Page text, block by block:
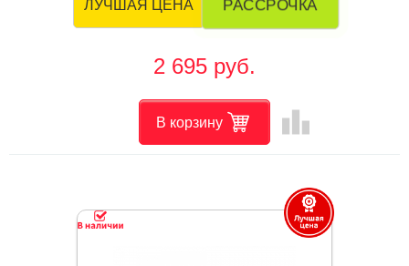
ЛУЧШАЯ ЦЕНА РАССРОЧКА
2 695 руб.
В корзину leaderboard